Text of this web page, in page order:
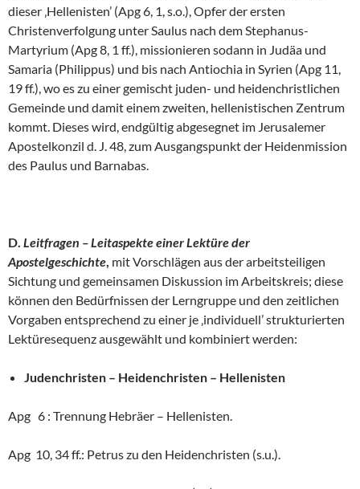
dieser ‚Hellenisten’ (Apg 6, 1, s.o.), Opfer der ersten
Christenverfolgung unter Saulus nach dem Stephanus-
Martyrium (Apg 8, 1 ff.), missionieren sodann in Judäa und
Samaria (Philippus) und bis nach Antiochia in Syrien (Apg 11,
19 ff.), wo es zu einer gemischt juden- und heidenchristlichen
Gemeinde und damit einem zweiten, hellenistischen Zentrum
kommt. Dieses wird, endgültig abgesegnet im Jerusalemer
Apostelkonzil d. J. 48, zum Ausgangspunkt der Heidenmission
des Paulus und Barnabas.
D. Leitfragen – Leitaspekte einer Lektüre der
Apostelgeschichte, mit Vorschlägen aus der arbeitsteiligen
Sichtung und gemeinsamen Diskussion im Arbeitskreis; diese
können den Bedürfnissen der Lerngruppe und den zeitlichen
Vorgaben entsprechend zu einer je ‚individuell’ strukturierten
Lektüresequenz ausgewählt und kombiniert werden:
Judenchristen – Heidenchristen – Hellenisten
Apg 6 : Trennung Hebräer – Hellenisten.
Apg 10, 34 ff.: Petrus zu den Heidenchristen (s.u.).